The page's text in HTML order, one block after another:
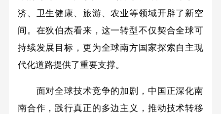
济、卫生健康、旅游、农业等领域开辟了新空
间。在狄伯杰看来，这一转型不仅契合全球可
持续发展目标，更为全球南方国家探索自主现
代化道路提供了重要支撑。
面对全球技术竞争的加剧，中国正深化南
南合作，践行真正的多边主义，推动技术转移